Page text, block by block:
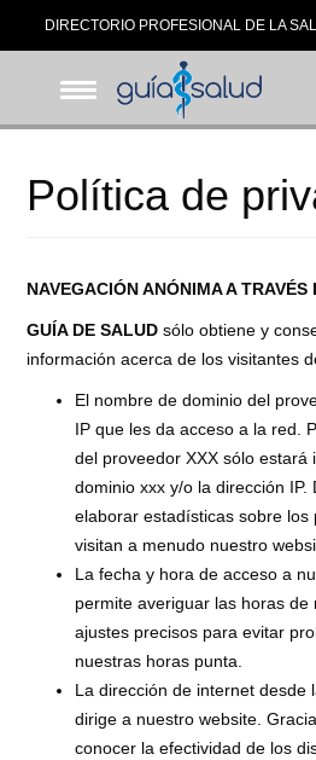
DIRECTORIO PROFESIONAL DE LA
Política de
NAVEGACIÓN ANÓNIMA A
GUÍA DE SALUDsólo obtiene y
información acerca de los visitantes
El nombre de dominio del
IP que les da acceso a la red.
del proveedor XXX sólo estará
dominio xxx y/o la dirección
elaborar estadísticas sobre
visitan a menudo nuestro
La fecha y hora de acceso a
permite averiguar las horas
ajustes precisos para evitar
nuestras horas punta.
La dirección de internet desde
dirige a nuestro website.
conocer la efectividad de los